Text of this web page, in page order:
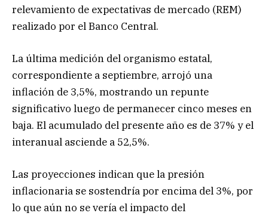
relevamiento de expectativas de mercado (REM)
realizado por el Banco Central.
La última medición del organismo estatal,
correspondiente a septiembre, arrojó una
inflación de 3,5%, mostrando un repunte
significativo luego de permanecer cinco meses en
baja. El acumulado del presente año es de 37% y el
interanual asciende a 52,5%.
Las proyecciones indican que la presión
inflacionaria se sostendría por encima del 3%, por
lo que aún no se vería el impacto del